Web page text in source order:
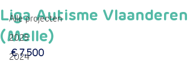
Alle projecten
2025
2024
Liga Autisme Vlaanderen
(Melle)
€ 7.500